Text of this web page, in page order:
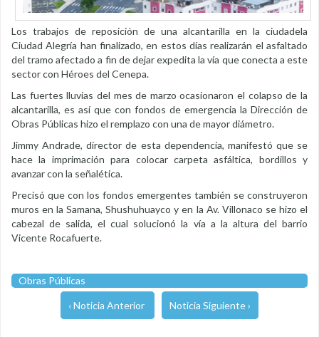
Los trabajos de reposición de una alcantarilla en la ciudadela
Ciudad Alegría han finalizado, en estos días realizarán el asfaltado
del tramo afectado a fin de dejar expedita la vía que conecta a este
sector con Héroes del Cenepa.
Las fuertes lluvias del mes de marzo ocasionaron el colapso de la
alcantarilla, es así que con fondos de emergencia la Dirección de
Obras Públicas hizo el remplazo con una de mayor diámetro.
Jimmy Andrade, director de esta dependencia, manifestó que se
hace la imprimación para colocar carpeta asfáltica, bordillos y
avanzar con la señalética.
Precisó que con los fondos emergentes también se construyeron
muros en la Samana, Shushuhuayco y en la Av. Villonaco se hizo el
cabezal de salida, el cual solucionó la vía a la altura del barrio
Vicente Rocafuerte.
Obras Públicas
‹ Noticia Anterior Noticia Siguiente ›